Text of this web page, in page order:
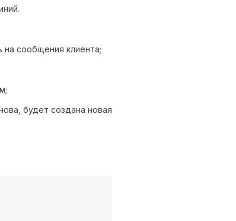
сообщения клиента;
будет создана новая